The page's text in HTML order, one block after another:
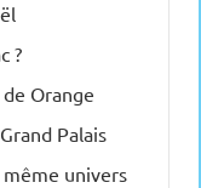
?
Orange
Palais
univers